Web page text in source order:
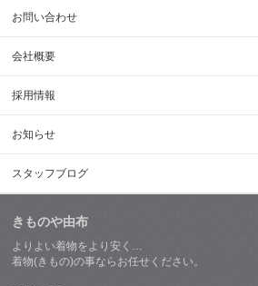
お問い合わせ
会社概要
採用情報
お知らせ
スタッフブログ
きものや由布
よりよい着物をより安く…
着物(きもの)の事ならお任せください。